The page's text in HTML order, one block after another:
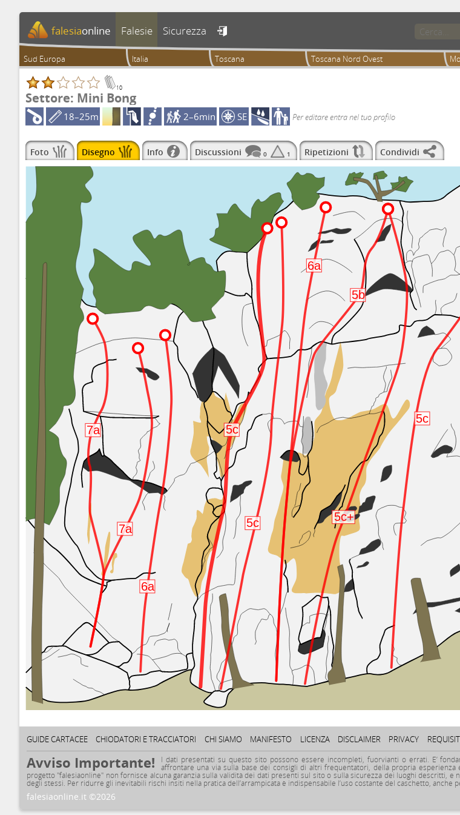
falesiaonline Falesie Sicurezza 
Sud Europa Italia Toscana Toscana Nord Ovest
10
Settore: Mini Bong
18–25m
2–6min SE Per editare entra nel tuo profilo
Foto Disegno Info Discussioni 0 1 Ripetizioni Condividi
7a
7a
6a
5c
5c
6a
5b
5c+
5c
GUIDE CARTACEE CHIODATORI E TRACCIATORI CHI SIAMO MANIFESTO LICENZA DISCLAIMER PRIVACY
Avviso Importante! I dati presentati su questo sito possono essere incompleti, fuorvianti o errati. E’
affrontare una via sulla base dei consigli di altri frequentatori, della propria
progetto "falesiaonline" non fornisce alcuna garanzia sulla validità dei dati presenti sul sito o sulla sicurezza dei luoghi descritti,
degli stessi. Per ridurre gli inevitabili rischi insiti nella pratica dell’arrampicata è indispensabile l’uso costante del caschetto, anche
falesiaonline.it ©2026